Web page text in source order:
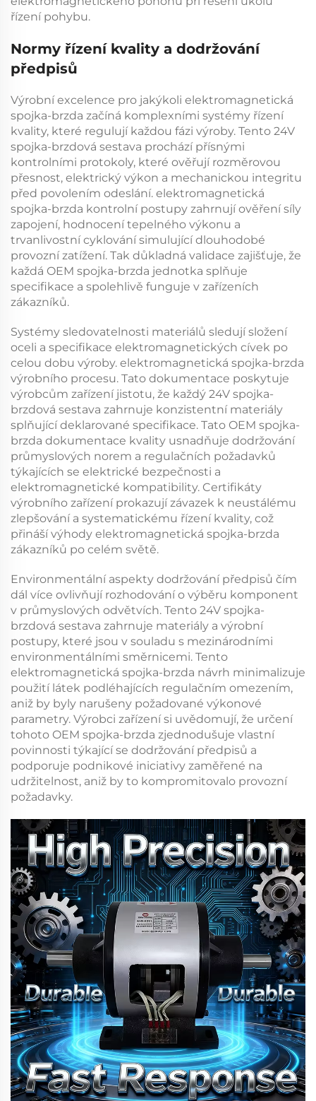
řízení pohybu.
Normy řízení kvality a dodržování
předpisů
Výrobní excelence pro jakýkoli elektromagnetická
spojka-brzda začíná komplexními systémy řízení
kvality, které regulují každou fázi výroby. Tento 24V
spojka-brzdová sestava prochází přísnými
kontrolními protokoly, které ověřují rozměrovou
přesnost, elektrický výkon a mechanickou integritu
před povolením odeslání. elektromagnetická
spojka-brzda kontrolní postupy zahrnují ověření síly
zapojení, hodnocení tepelného výkonu a
trvanlivostní cyklování simulující dlouhodobé
provozní zatížení. Tak důkladná validace zajišťuje, že
každá OEM spojka-brzda jednotka splňuje
specifikace a spolehlivě funguje v zařízeních
zákazníků.
Systémy sledovatelnosti materiálů sledují složení
oceli a specifikace elektromagnetických cívek po
celou dobu výroby. elektromagnetická spojka-brzda
výrobního procesu. Tato dokumentace poskytuje
výrobcům zařízení jistotu, že každý 24V spojka-
brzdová sestava zahrnuje konzistentní materiály
splňující deklarované specifikace. Tato OEM spojka-
brzda dokumentace kvality usnadňuje dodržování
průmyslových norem a regulačních požadavků
týkajících se elektrické bezpečnosti a
elektromagnetické kompatibility. Certifikáty
výrobního zařízení prokazují závazek k neustálému
zlepšování a systematickému řízení kvality, což
přináší výhody elektromagnetická spojka-brzda
zákazníků po celém světě.
Environmentální aspekty dodržování předpisů čím
dál více ovlivňují rozhodování o výběru komponent
v průmyslových odvětvích. Tento 24V spojka-
brzdová sestava zahrnuje materiály a výrobní
postupy, které jsou v souladu s mezinárodními
environmentálními směrnicemi. Tento
elektromagnetická spojka-brzda návrh minimalizuje
použití látek podléhajících regulačním omezením,
aniž by byly narušeny požadované výkonové
parametry. Výrobci zařízení si uvědomují, že určení
tohoto OEM spojka-brzda zjednodušuje vlastní
povinnosti týkající se dodržování předpisů a
podporuje podnikové iniciativy zaměřené na
udržitelnost, aniž by to kompromitovalo provozní
požadavky.